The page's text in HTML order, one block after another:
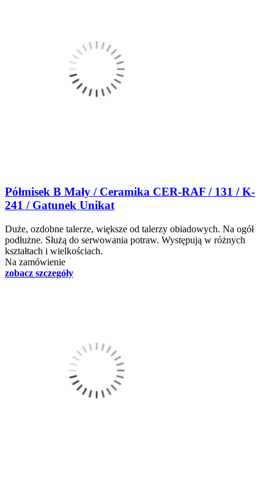
Półmisek B Mały / Ceramika CER-RAF / 131 / K-
241 / Gatunek Unikat
Duże, ozdobne talerze, większe od talerzy obiadowych. Na ogół
podłużne. Służą do serwowania potraw. Występują w różnych
kształtach i wielkościach.
Na zamówienie
zobacz szczegóły